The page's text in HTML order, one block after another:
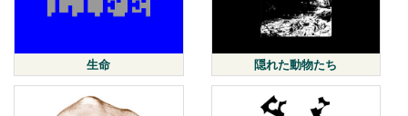
生命 隠れた動物たち